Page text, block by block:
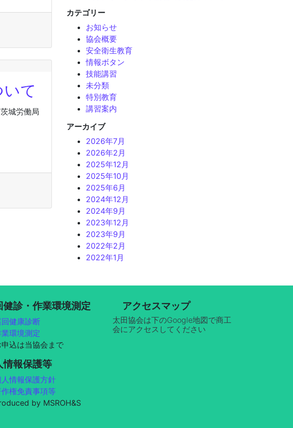
て
城労働局
カテゴリー
お知らせ
協会概要
安全衛生教育
情報ボタン
技能講習
未分類
特別教育
講習案内
アーカイブ
2026年7月
2026年2月
2025年12月
2025年10月
2025年6月
2024年12月
2024年9月
2023年12月
2023年9月
2022年2月
2022年1月
診・作業環境測定
健康診断
環境測定
申込は当協会まで
報保護等
情報保護方針
権免責事項等
by MSROH&S
アクセスマップ
太田協会は下のGoogle地図で商工
会にアクセスしてください